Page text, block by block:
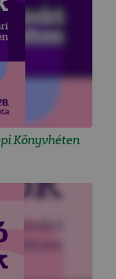
Könyvhéten